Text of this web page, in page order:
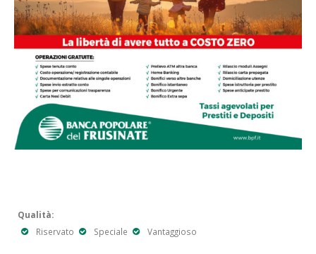
Qualità:
Riservato
Speciale Vantaggioso